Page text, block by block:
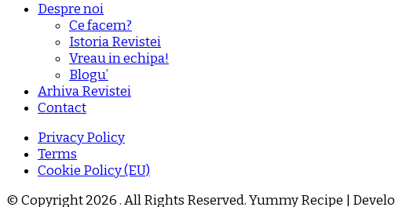
Despre noi
Ce facem?
Istoria Revistei
Vreau in echipa!
Blogu’
Arhiva Revistei
Contact
Privacy Policy
Terms
Cookie Policy (EU)
© Copyright 2026. All Rights Reserved.Yummy Recipe |